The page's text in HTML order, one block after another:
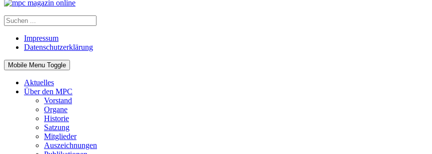
Impressum
Datenschutzerklärung
Mobile Menu Toggle
Aktuelles
Über den MPC
Vorstand
Organe
Historie
Satzung
Mitglieder
Auszeichnungen